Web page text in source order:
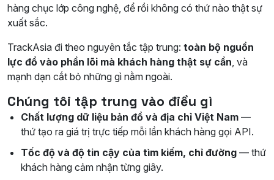
hàng chục lớp công nghệ, để rồi không có thứ nào thật sự
xuất sắc.
TrackAsia đi theo nguyên tắc tập trung: toàn bộ nguồn
lực đổ vào phần lõi mà khách hàng thật sự cần, và
mạnh dạn cắt bỏ những gì nằm ngoài.
Chúng tôi tập trung vào điều gì
Chất lượng dữ liệu bản đồ và địa chỉ Việt Nam —
thứ tạo ra giá trị trực tiếp mỗi lần khách hàng gọi API.
Tốc độ và độ tin cậy của tìm kiếm, chỉ đường — thứ
khách hàng cảm nhận từng giây.